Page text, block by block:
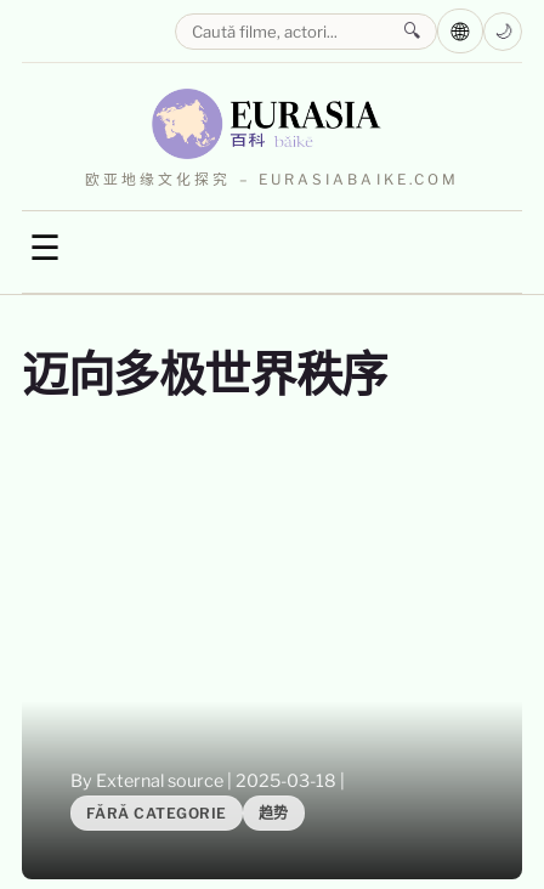
欧亚地缘文化探究 – EURASIABAIKE.COM
☰
🔍 🌐 🌙
迈向多极世界秩序
By External source| 2025-03-18
FĂRĂ CATEGORIE 趋势